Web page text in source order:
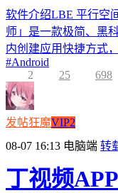
软件介绍LBE 平行空
师」是一款极简、黑
内创建应用快捷方式
#Android
2
25 698
发帖狂魔VIP2
08-07 16:13 电脑端 转
丁视频